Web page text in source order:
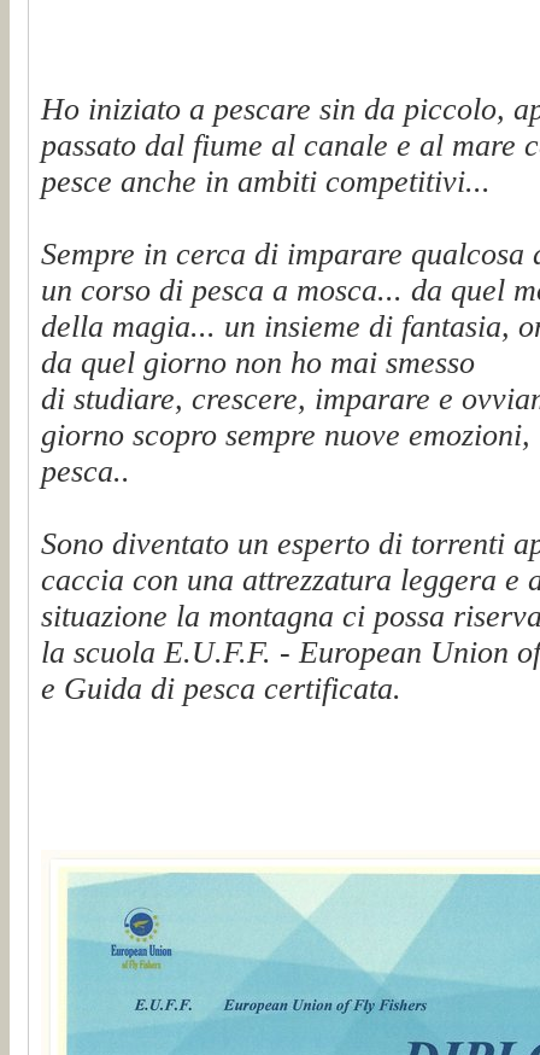
Ho iniziato a pescare sin da piccolo,
passato dal fiume al canale e al mare
pesce anche in ambiti competitivi...
Sempre in cerca di imparare
un corso di pesca a mosca... da quel
della magia... un insieme di fantasia,
da quel giorno non ho mai smesso
di studiare, crescere, imparare e
giorno scopro sempre nuove
pesca..
Sono diventato un esperto di torrenti
caccia con una attrezzatura leggera e
situazione la montagna ci possa
la scuola E.U.F.F. - European Union
e Guida di pesca certificata.